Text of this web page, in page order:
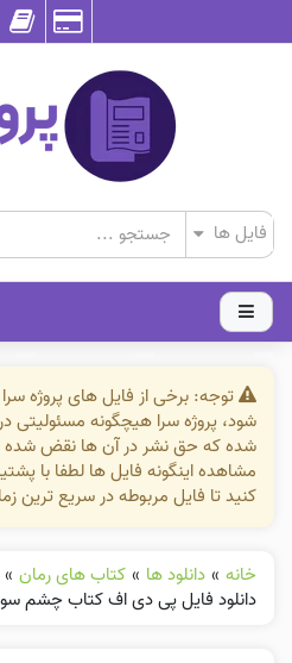
توجه: برخی از فایل های پروژه
شود، پروژه سرا هیچگونه مسئولیتی
شده که حق نشر در آن ها نقض شده
مشاهده اینگونه فایل ها لطفا با
کنید تا فایل مربوطه در سریع ترین
خانه » دانلود ها » کتاب های رمان »
دانلود فایل پی دی اف کتاب چشم